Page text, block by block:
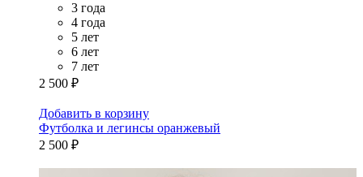
3 года
4 года
5 лет
6 лет
7 лет
2 500 ₽
Добавить в корзину
Футболка и легинсы оранжевый
2 500 ₽